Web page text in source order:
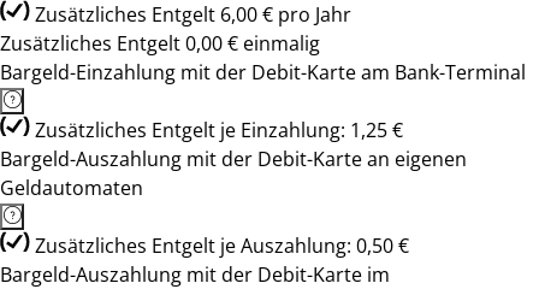
Zusätzliches Entgelt 6,00 € pro Jahr
Zusätzliches Entgelt 0,00 € einmalig
Bargeld-Einzahlung mit der Debit-Karte am Bank-Terminal
Zusätzliches Entgelt je Einzahlung: 1,25 €
Bargeld-Auszahlung mit der Debit-Karte an eigenen
Geldautomaten
Zusätzliches Entgelt je Auszahlung: 0,50 €
Bargeld-Auszahlung mit der Debit-Karte im